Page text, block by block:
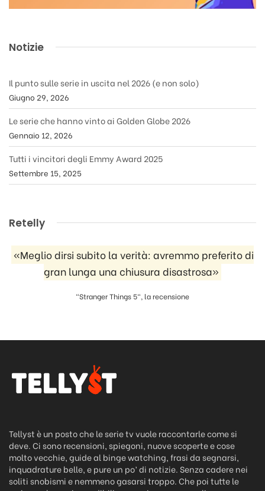
Notizie
Il punto sulle serie in uscita nel 2026 (e non solo)
Giugno 29, 2026
Le serie che hanno vinto ai Golden Globe 2026
Gennaio 12, 2026
Tutti i vincitori degli Emmy Award 2025
Settembre 15, 2025
Retelly
«Meglio dirsi subito la verità: avremmo preferito di
gran lunga una chiusura disastrosa»
"Stranger Things 5", la recensione
Tellyst è un posto che le serie tv vuole raccontarle come si
deve. Ci sono recensioni, spiegoni, nuove scoperte e cose
molto vecchie, guide al binge watching, frasi da segnarsi,
inquadrature belle, e pure un po’ di notizie. Senza cadere nei
soliti snobismi e nemmeno gasarsi troppo. Che poi tutte le